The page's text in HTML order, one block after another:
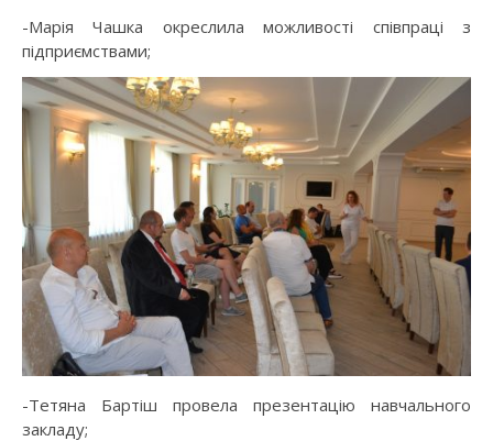
-Марія Чашка окреслила можливості співпраці з
підприємствами;
-Тетяна Бартіш провела презентацію навчального
закладу;